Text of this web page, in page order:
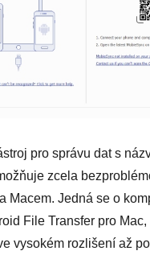
pro správu dat s
zcela
Macem. Jedná se o
File Transfer pro
vysokém rozlišení až